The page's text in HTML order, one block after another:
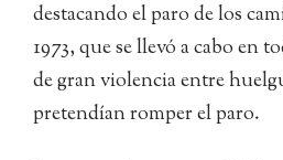
destacando el paro de los
1973, que se llevó a cabo en
de gran violencia entre
pretendían romper el paro.